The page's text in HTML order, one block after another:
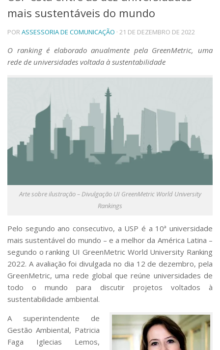
Telefones e Mapas
Pessoas
Ensino
Graduação
Pós-Graduação
Cursos de Extensão
Linhas de Pesquisa
Centros, Núcleos e Projetos em Rede
Pós-doutorado
Iniciação Científica
Transferência de Tecnologia
Empresas Juniores
Projetos, Programas e Cursos
Artes, Cultura e Esportes
Museus e Espaços Interativos
Serviços
Bibliotecas
Apoio ao Estudante
Segurança, Trânsito e Prevenção
RH, Administrativo e Financeiro
Outros serviços
Comunicação
Aplicativos e Sites
Jornal da USP
Agenda de Eventos
mais sustentáveis do mundo
PORASSESSORIA DE COMUNICAÇÃO · 21 DE DEZEMBRO DE 2022
O ranking é elaborado anualmente pela GreenMetric, uma
rede de universidades voltada à sustentabilidade
Arte sobre ilustração – Divulgação UI GreenMetric World University
Rankings
Pelo segundo ano consecutivo, a USP é a 10ª universidade
mais sustentável do mundo – e a melhor da América Latina –
segundo o ranking UI GreenMetric World University Ranking
2022. A avaliação foi divulgada no dia 12 de dezembro, pela
GreenMetric, uma rede global que reúne universidades de
todo o mundo para discutir projetos voltados à
sustentabilidade ambiental.
A superintendente de
Gestão Ambiental, Patricia
Faga Iglecias Lemos,